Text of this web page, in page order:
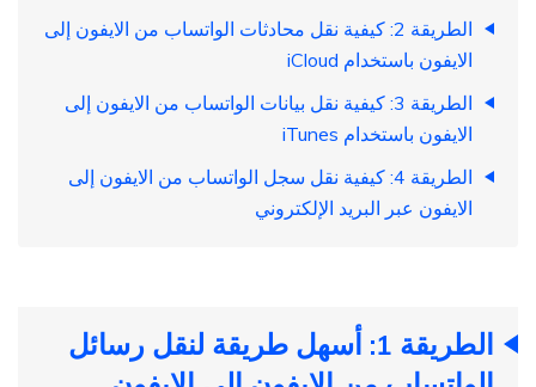
الطريقة 2: كيفية نقل محادثات الواتساب من الايفون إلى
الايفون باستخدام iCloud
الطريقة 3: كيفية نقل بيانات الواتساب من الايفون إلى
الايفون باستخدام iTunes
الطريقة 4: كيفية نقل سجل الواتساب من الايفون إلى
الايفون عبر البريد الإلكتروني
الطريقة 1: أسهل طريقة لنقل رسائل